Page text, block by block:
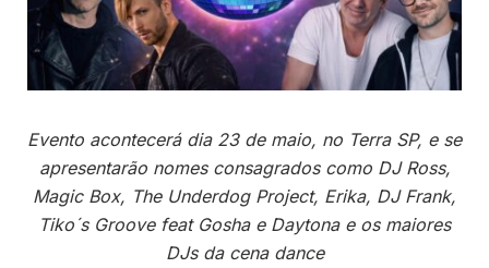
Evento acontecerá dia 23 de maio, no Terra SP, e se
apresentarão nomes consagrados como DJ Ross,
Magic Box, The Underdog Project, Erika, DJ Frank,
Tiko´s Groove feat Gosha e Daytona e os maiores
DJs da cena dance